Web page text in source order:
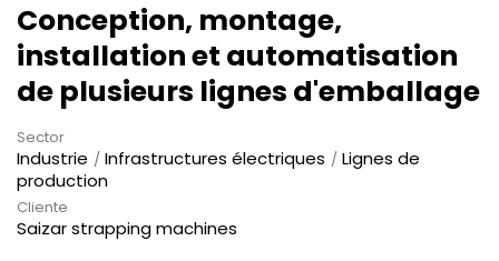
Conception, montage,
installation et automatisation
de plusieurs lignes d'emballage
Sector
Industrie Infrastructures électriques
Lignes de
production
Cliente
Saizar strapping machines